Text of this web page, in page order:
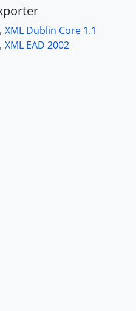
XML Dublin Core 1.1
XML EAD 2002